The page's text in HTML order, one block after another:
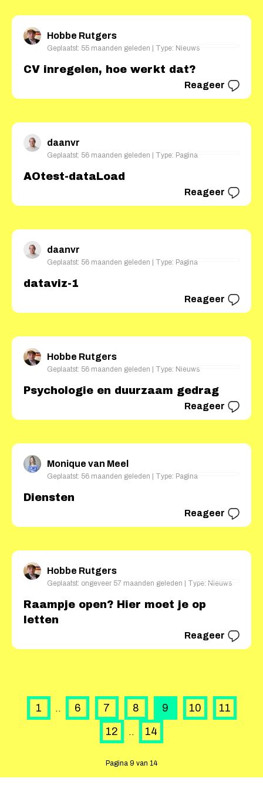
Hobbe Rutgers
Geplaatst: 55 maanden geleden | Type: Nieuws
CV inregelen, hoe werkt dat?
Reageer
daanvr
Geplaatst: 56 maanden geleden | Type: Pagina
AOtest-dataLoad
Reageer
daanvr
Geplaatst: 56 maanden geleden | Type: Pagina
dataviz-1
Reageer
Hobbe Rutgers
Geplaatst: 56 maanden geleden | Type: Nieuws
Psychologie en duurzaam gedrag
Reageer
Monique van Meel
Geplaatst: 56 maanden geleden | Type: Pagina
Diensten
Reageer
Hobbe Rutgers
Geplaatst: ongeveer 57 maanden geleden | Type: Nieuws
Raampje open? Hier moet je op
letten
Reageer
1 .. 6 7 8 9 10
11
12
.. 14
Pagina 9 van 14